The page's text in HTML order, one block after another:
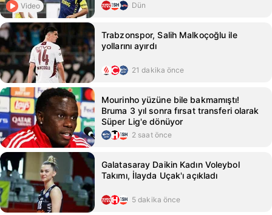
Video Dün
Trabzonspor, Salih Malkoçoğlu ile
yollarını ayırdı
21 dakika önce
Mourinho yüzüne bile bakmamıştı!
Bruma 3 yıl sonra fırsat transferi olarak
Süper Lig'e dönüyor
2 saat önce
Galatasaray Daikin Kadın Voleybol
Takımı, İlayda Uçak'ı açıkladı
5 dakika önce